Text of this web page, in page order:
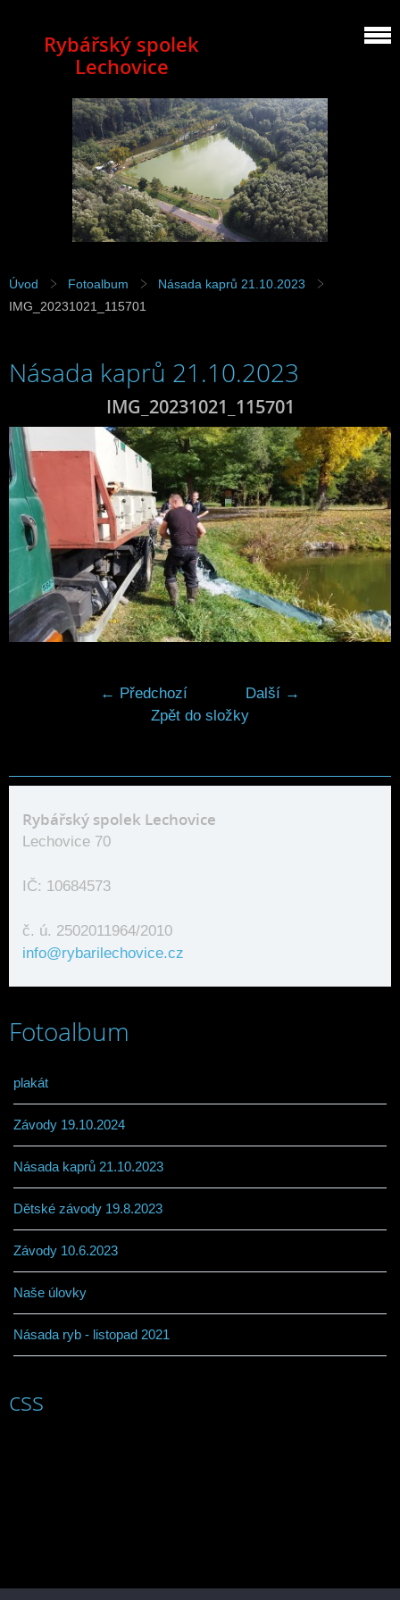
Rybářský spolek
Lechovice
Úvod Fotoalbum
Násada kaprů 21.10.2023
IMG_20231021_115701
Násada kaprů 21.10.2023
IMG_20231021_115701
← Předchozí
Další →
Zpět do složky
Rybářský spolek Lechovice
Lechovice 70
IČ: 10684573
č. ú. 2502011964/2010
info@rybarilechovice.cz
Fotoalbum
plakát
Závody 19.10.2024
Násada kaprů 21.10.2023
Dětské závody 19.8.2023
Závody 10.6.2023
Naše úlovky
Násada ryb - listopad 2021
css